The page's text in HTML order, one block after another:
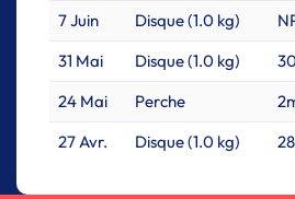
7 Juin
Disque (1.0 kg)
31 Mai
Disque (1.0 kg)
24 Mai
Perche
27 Avr.
Disque (1.0 kg)